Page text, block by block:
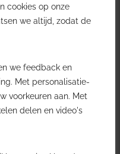
cookies op onze
we altijd, zodat de
we feedback en
Met personalisatie-
voorkeuren aan. Met
delen en video's
sector in uw inbox.